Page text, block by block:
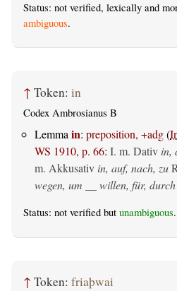
Status: not verified, lexically and
ambiguous.
↑ Token: in
Codex Ambrosianus B
Lemmain: preposition, +adg(
WS 1910, p. 66: I. m. Dativ in,
m. Akkusativ in, auf, nach, zu
wegen, um __ willen, für, durch
Status: not verified but unambiguous.
↑ Token: friaþwai